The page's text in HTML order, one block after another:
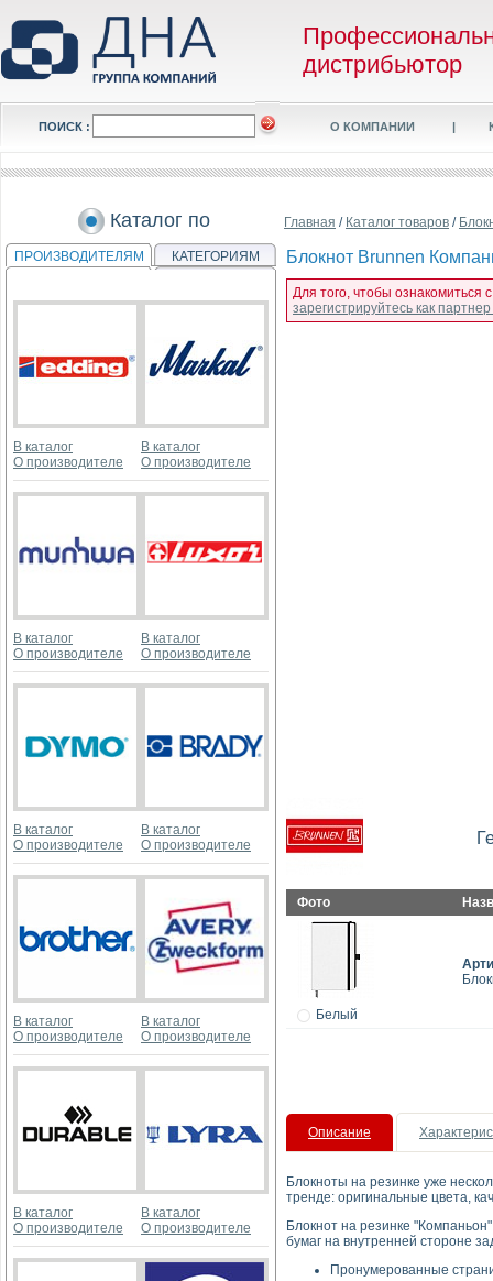
дистрибьютор
ПОИСК : О КОМПАНИИ |
Каталог по
ПРОИЗВОДИТЕЛЯМ КАТЕГОРИЯМ
В каталог
О производителе
В каталог
О производителе
В каталог
О производителе
В каталог
О производителе
В каталог
О производителе
В каталог
О производителе
В каталог
О производителе
В каталог
О производителе
В каталог
О производителе
В каталог
О производителе
Главная / Каталог товаров /
Блокнот Brunnen
Для того, чтобы ознакомиться
зарегистрируйтесь как
Фото
Белый
Описание
Блокноты на резинке уже
тренде: оригинальные цвета,
Блокнот на резинке
бумаг на внутренней стороне
Пронумерованные